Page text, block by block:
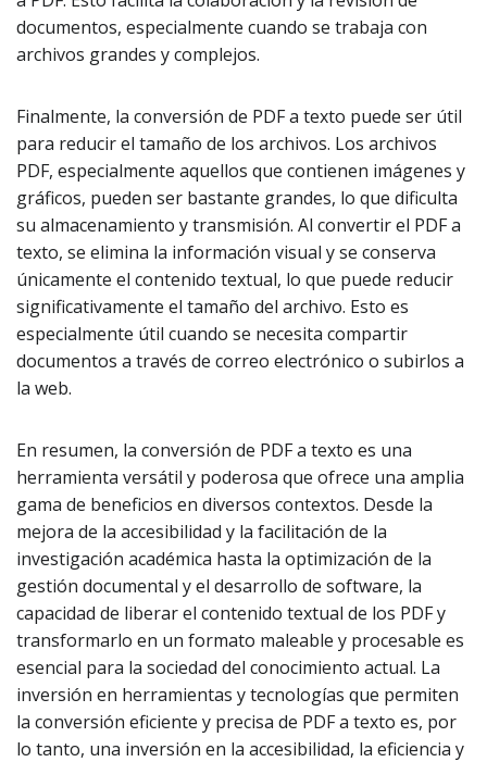
documentos, especialmente cuando se trabaja con
archivos grandes y complejos.
Finalmente, la conversión de PDF a texto puede ser útil
para reducir el tamaño de los archivos. Los archivos
PDF, especialmente aquellos que contienen imágenes y
gráficos, pueden ser bastante grandes, lo que dificulta
su almacenamiento y transmisión. Al convertir el PDF a
texto, se elimina la información visual y se conserva
únicamente el contenido textual, lo que puede reducir
significativamente el tamaño del archivo. Esto es
especialmente útil cuando se necesita compartir
documentos a través de correo electrónico o subirlos a
la web.
En resumen, la conversión de PDF a texto es una
herramienta versátil y poderosa que ofrece una amplia
gama de beneficios en diversos contextos. Desde la
mejora de la accesibilidad y la facilitación de la
investigación académica hasta la optimización de la
gestión documental y el desarrollo de software, la
capacidad de liberar el contenido textual de los PDF y
transformarlo en un formato maleable y procesable es
esencial para la sociedad del conocimiento actual. La
inversión en herramientas y tecnologías que permiten
la conversión eficiente y precisa de PDF a texto es, por
lo tanto, una inversión en la accesibilidad, la eficiencia y